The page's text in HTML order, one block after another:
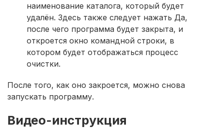
наименование каталога, который будет
удалён. Здесь также следует нажать Да,
после чего программа будет закрыта, и
откроется окно командной строки, в
котором будет отображаться процесс
очистки.
После того, как оно закроется, можно снова
запускать программу.
Видео-инструкция